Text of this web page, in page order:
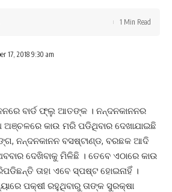
17, 2018 9:30 am
1 Min Read
ବାର୍ଡ ଫ୍ଲୁ ଆତଙ୍କ । ନନ୍ଦନକାନନର
ଅଞ୍ଚଳରେ କାଉ ମରି ପଡିଥିବାର ଦେଖାଯାଇଛି
ନନ୍ଦନକାନନ ବସଷ୍ଟାଣ୍ଡ, ବରଛକ ଆଦି
ଦେଖିବାକୁ ମିଳିଛି । ତେବେ ଏଠାରେ କାଉ
ତାହା ଏବେ ସ୍ପଷ୍ଟ ହୋଇନାହିଁ ।
ପକ୍ଷୀ ରହୁଥିବାରୁ ତାଙ୍କ ସୁରକ୍ଷା